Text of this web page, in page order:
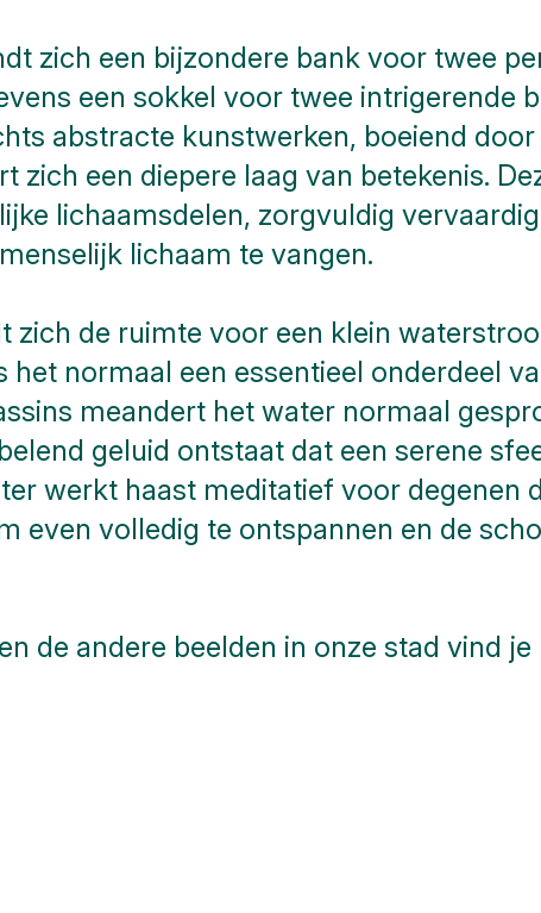
zich een bijzondere bank voor twee
een sokkel voor twee intrigerende
abstracte kunstwerken, boeiend
zich een diepere laag van betekenis.
lichaamsdelen, zorgvuldig
lichaam te vangen.
zich de ruimte voor een klein
het normaal een essentieel onderdeel
meandert het water normaal
geluid ontstaat dat een serene
werkt haast meditatief voor degenen
even volledig te ontspannen en de
de andere beelden in onze stad vind je